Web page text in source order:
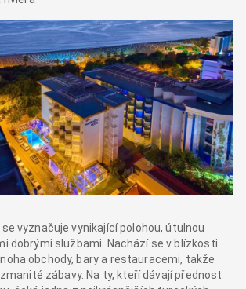
vyznačuje vynikající polohou, útulnou
dobrými službami. Nachází se v blízkosti
obchody, bary a restauracemi, takže
zábavy. Na ty, kteří dávají přednost